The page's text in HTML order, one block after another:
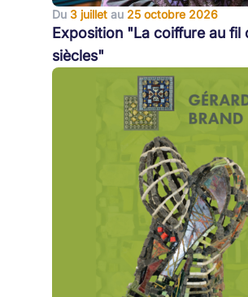
Du 3 juillet au 25 octobre 2026
Exposition "La coiffure au fil
siècles"